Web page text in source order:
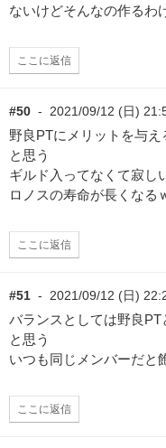
ないけどそんなの作るわ
ここに返信
#50 - 2021/09/12 (日)
野良PTにメリットを与
と思う
ギルド入ってなくて寂し
ロノスの寿命が長くなる
ここに返信
#51 - 2021/09/12 (日)
バランスとしては野良
と思う
いつも同じメンバーだと
ここに返信